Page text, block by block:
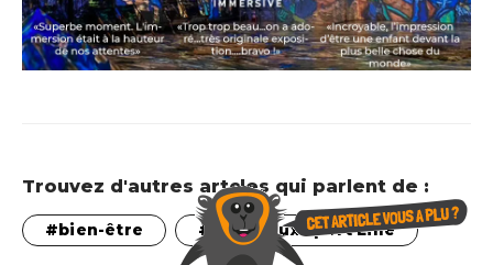
Trouvez d'autres artcles qui parlent de :
bien-être Nouveaux sport Lille